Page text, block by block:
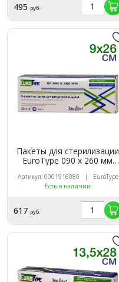
495 руб.
Пакеты для стерилизации
EuroТуре 090 х 260 мм
Артикул: 0001916080 | EuroType
Есть в наличии
617 руб.